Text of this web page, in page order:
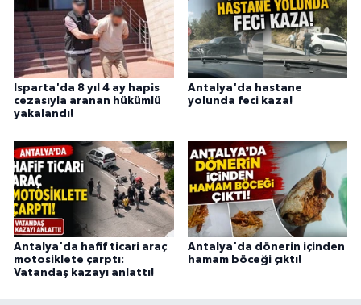
Isparta'da 8 yıl 4 ay hapis
cezasıyla aranan hükümlü
yakalandı!
Antalya'da hastane
yolunda feci kaza!
Antalya'da hafif ticari araç
motosiklete çarptı:
Vatandaş kazayı anlattı!
Antalya'da dönerin içinden
hamam böceği çıktı!